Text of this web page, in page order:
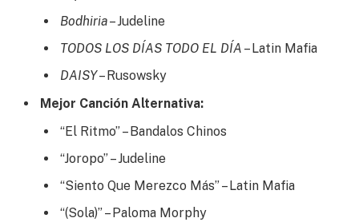
Bodhiria– Judeline
TODOS LOS DÍAS TODO EL DÍA – Latin Mafia
DAISY– Rusowsky
Mejor Canción Alternativa:
“El Ritmo” – Bandalos Chinos
“Joropo” – Judeline
“Siento Que Merezco Más” – Latin Mafia
“(Sola)” – Paloma Morphy